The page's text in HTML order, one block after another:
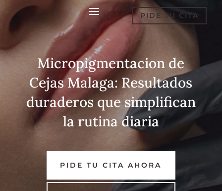
PIDE TU CITA
Micropigmentacion de
Cejas Malaga: Resultados
duraderos que simplifican
la rutina diaria
PIDE TU CITA AHORA